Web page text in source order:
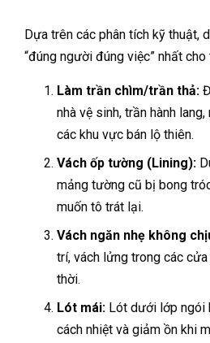
Dựa trên các phân tích kỹ thuật,
“đúng người đúng việc” nhất
Làm trần chìm/trần thả:
nhà vệ sinh, trần hành
các khu vực bán lộ thiên.
Vách ốp tường (Lining):
mảng tường cũ bị bong
muốn tô trát lại.
Vách ngăn nhẹ không
trí, vách lửng trong các
thời.
Lót mái: Lót dưới lớp ngói
cách nhiệt và giảm ồn khi